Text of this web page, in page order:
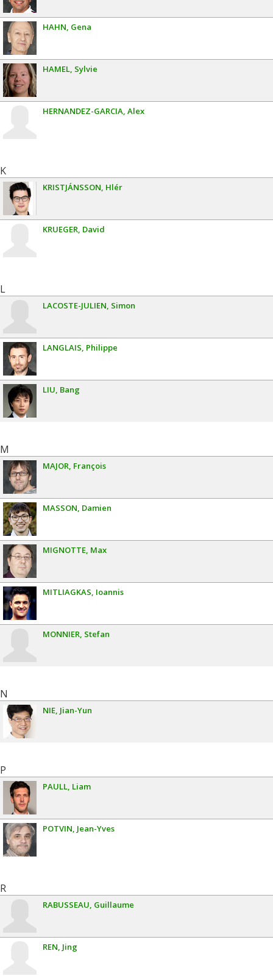
HAHN Gena
HAMEL Sylvie
HERNANDEZ-GARCIA Alex
K
KRISTJÁNSSON Hlér
KRUEGER David
L
LACOSTE-JULIEN Simon
LANGLAIS Philippe
LIU Bang
M
MAJOR François
MASSON Damien
MIGNOTTE Max
MITLIAGKAS Ioannis
MONNIER Stefan
N
NIE Jian-Yun
P
PAULL Liam
POTVIN Jean-Yves
R
RABUSSEAU Guillaume
REN Jing